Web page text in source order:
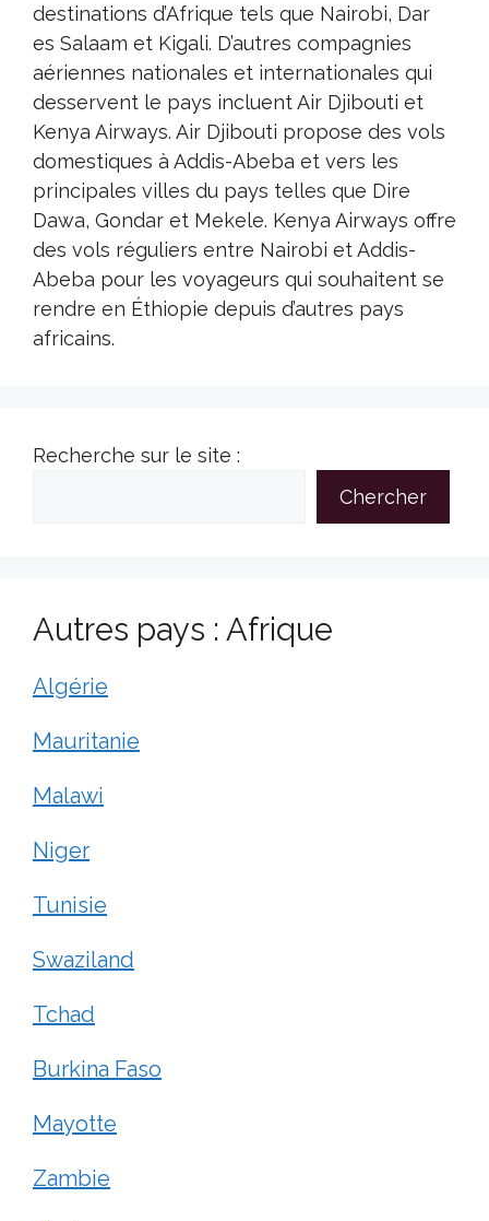
destinations d’Afrique tels que Nairobi, Dar
es Salaam et Kigali. D’autres compagnies
aériennes nationales et internationales qui
desservent le pays incluent Air Djibouti et
Kenya Airways. Air Djibouti propose des vols
domestiques à Addis-Abeba et vers les
principales villes du pays telles que Dire
Dawa, Gondar et Mekele. Kenya Airways offre
des vols réguliers entre Nairobi et Addis-
Abeba pour les voyageurs qui souhaitent se
rendre en Éthiopie depuis d’autres pays
africains.
Recherche sur le site :
Chercher
Autres pays : Afrique
Algérie
Mauritanie
Malawi
Niger
Tunisie
Swaziland
Tchad
Burkina Faso
Mayotte
Zambie